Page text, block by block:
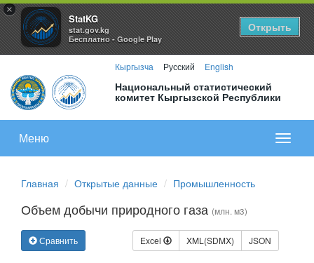
×
StatKG
stat.gov.kg
Бесплатно - Google Play
Открыть
Кыргызча Русский English
Национальный статистический
комитет Кыргызской Республики
меню
Меню
Главная Открытые данные Промышленность
Объем добычи природного газа (млн. м3)
Сравнить Excel XML(SDMX) JSON